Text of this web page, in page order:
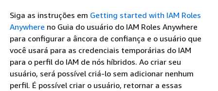
Siga as instruções em Getting started with IAM Roles
Anywhere no Guia do usuário do IAM Roles Anywhere
para configurar a âncora de confiança e o usuário que
você usará para as credenciais temporárias do IAM
para o perfil do IAM de nós híbridos. Ao criar seu
usuário, será possível criá-lo sem adicionar nenhum
perfil. É possível criar o usuário, retornar a essas